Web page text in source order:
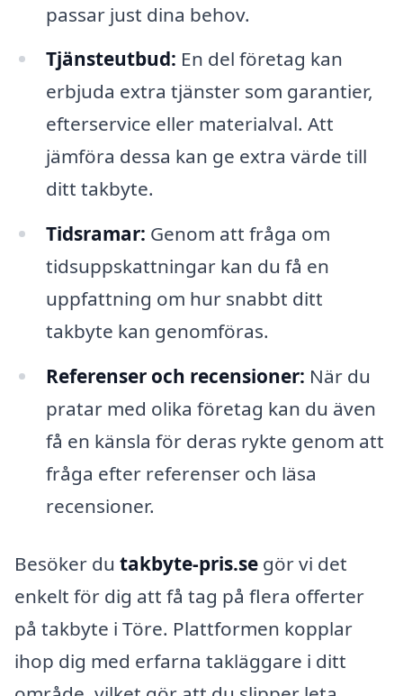
passar just dina behov.
Tjänsteutbud: En del företag kan
erbjuda extra tjänster som garantier,
efterservice eller materialval. Att
jämföra dessa kan ge extra värde till
ditt takbyte.
Tidsramar: Genom att fråga om
tidsuppskattningar kan du få en
uppfattning om hur snabbt ditt
takbyte kan genomföras.
Referenser och recensioner: När du
pratar med olika företag kan du även
få en känsla för deras rykte genom att
fråga efter referenser och läsa
recensioner.
Besöker du takbyte-pris.se gör vi det
enkelt för dig att få tag på flera offerter
på takbyte i Töre. Plattformen kopplar
ihop dig med erfarna takläggare i ditt